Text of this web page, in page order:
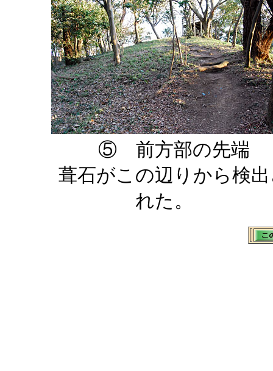
⑤ 前方部の先端
葺石がこの辺りから検
れた。